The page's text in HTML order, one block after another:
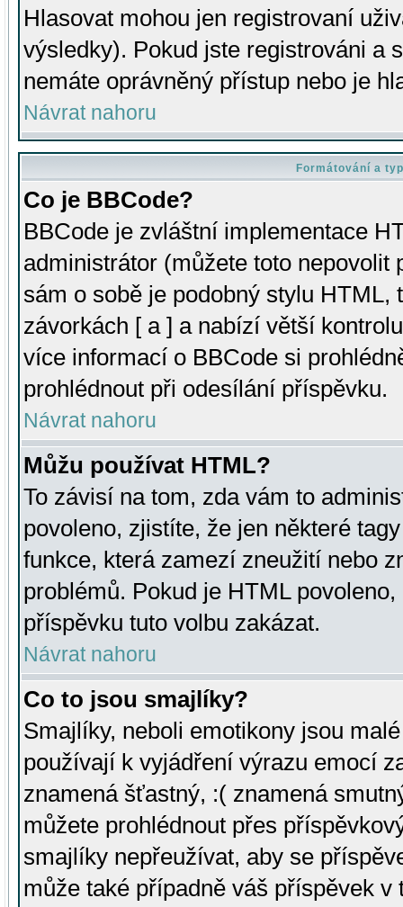
Hlasovat mohou jen registrovaní
výsledky). Pokud jste registrováni a
nemáte oprávněný přístup nebo je
Návrat nahoru
Formátování a
Co je BBCode?
BBCode je zvláštní implementace
administrátor (můžete toto
sám o sobě je podobný stylu HTML,
závorkách [ a ] a nabízí větší
více informací o BBCode si
prohlédnout při odesílání příspěvku.
Návrat nahoru
Můžu používat HTML?
To závisí na tom, zda vám to
povoleno, zjistíte, že jen některé
funkce, která zamezí zneužití nebo
problémů. Pokud je HTML
příspěvku tuto volbu zakázat.
Návrat nahoru
Co to jsou smajlíky?
Smajlíky, neboli emotikony jsou
používají k vyjádření výrazu emocí
znamená šťastný, :( znamená
můžete prohlédnout přes
smajlíky nepřeužívat, aby se
může také případně váš příspěvek v